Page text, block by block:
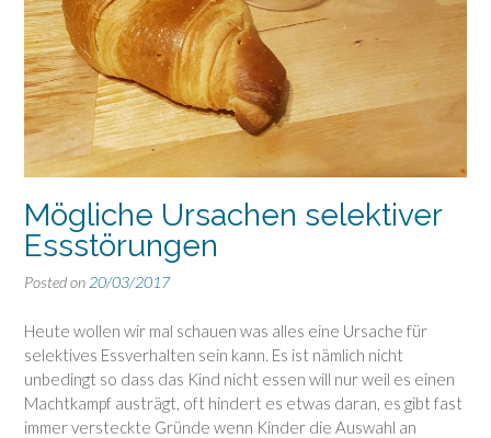
Mögliche Ursachen selektiver
Essstörungen
Posted on 20/03/2017
Heute wollen wir mal schauen was alles eine Ursache für
selektives Essverhalten sein kann. Es ist nämlich nicht
unbedingt so dass das Kind nicht essen will nur weil es einen
Machtkampf austrägt, oft hindert es etwas daran, es gibt fast
immer versteckte Gründe wenn Kinder die Auswahl an